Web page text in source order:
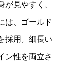
が見やすく、
は、ゴールド
採用。細長い
ン性を両立さ